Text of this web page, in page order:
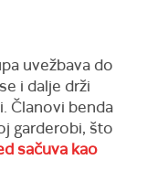
uvežbava do
i dalje drži
Članovi benda
garderobi, što
sačuva kao